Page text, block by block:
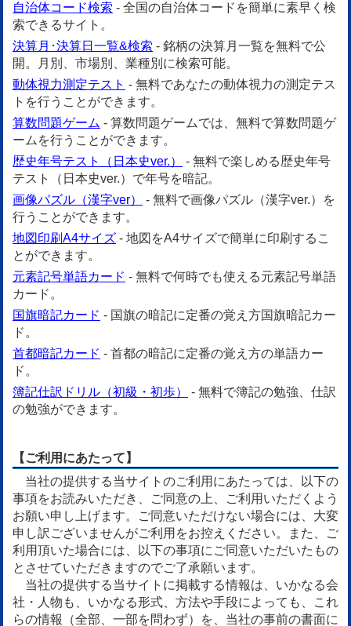
自治体コード検索 - 全国の自治体コードを簡単に素早く検
索できるサイト。
決算月･決算日一覧&検索 - 銘柄の決算月一覧を無料で公
開。月別、市場別、業種別に検索可能。
動体視力測定テスト - 無料であなたの動体視力の測定テス
トを行うことができます。
算数問題ゲーム - 算数問題ゲームでは、無料で算数問題ゲ
ームを行うことができます。
歴史年号テスト（日本史ver.）
- 無料で楽しめる歴史年号
テスト（日本史ver.）で年号を暗記。
画像パズル（漢字ver）
- 無料で画像パズル（漢字ver.）を
行うことができます。
地図印刷A4サイズ - 地図をA4サイズで簡単に印刷するこ
とができます。
元素記号単語カード - 無料で何時でも使える元素記号単語
カード。
国旗暗記カード - 国旗の暗記に定番の覚え方国旗暗記カー
ド。
首都暗記カード - 首都の暗記に定番の覚え方の単語カー
ド。
簿記仕訳ドリル（初級・初歩）
- 無料で簿記の勉強、仕訳
の勉強ができます。
【ご利用にあたって】
当社の提供する当サイトのご利用にあたっては、以下の
事項をお読みいただき、ご同意の上、ご利用いただくよう
お願い申し上げます。ご同意いただけない場合には、大変
申し訳ございませんがご利用をお控えください。また、ご
利用頂いた場合には、以下の事項にご同意いただいたもの
とさせていただきますのでご了承願います。
当社の提供する当サイトに掲載する情報は、いかなる会
社・人物も、いかなる形式、方法や手段によっても、これ
らの情報（全部、一部を問わず）を、当社の事前の書面に